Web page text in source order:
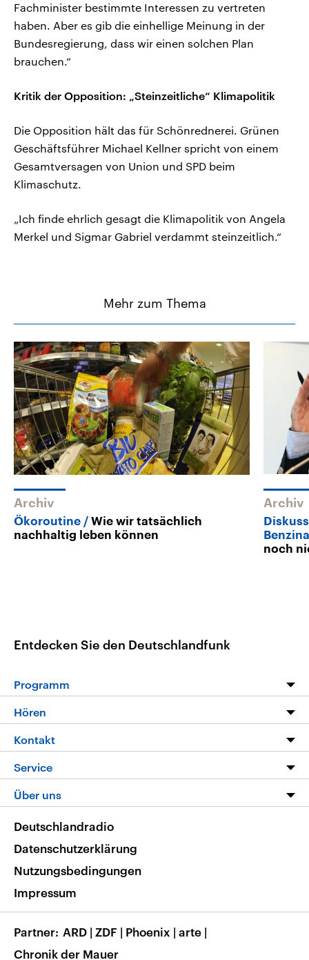
Fachminister bestimmte Interessen zu vertreten
haben. Aber es gib die einhellige Meinung in der
Bundesregierung, dass wir einen solchen Plan
brauchen.“
Kritik der Opposition: „Steinzeitliche“ Klimapolitik
Die Opposition hält das für Schönrednerei. Grünen
Geschäftsführer Michael Kellner spricht von einem
Gesamtversagen von Union und SPD beim
Klimaschutz.
„Ich finde ehrlich gesagt die Klimapolitik von Angela
Merkel und Sigmar Gabriel verdammt steinzeitlich.“
Mehr zum Thema
Archiv
Ökoroutine
Wie wir tatsächlich
nachhaltig leben können
Archiv
noch
Entdecken Sie den Deutschlandfunk
Programm
Programm
Die Nachrichten
Nachrichtenleicht
Neue Beiträge auf dlf.de
Hören
Livestream
Podcasts
Deutschlandfunk App
Nachrichten App
Frequenzen
Kontakt
Hörerservice
Service
FAQ
Veranstaltungen
Musikliste
RSS
Über uns
Barrierefreiheit
Deutschlandradio
Datenschutzerklärung
Nutzungsbedingungen
Impressum
Partner ARD | ZDF | Phoenix | arte |
Chronik der Mauer